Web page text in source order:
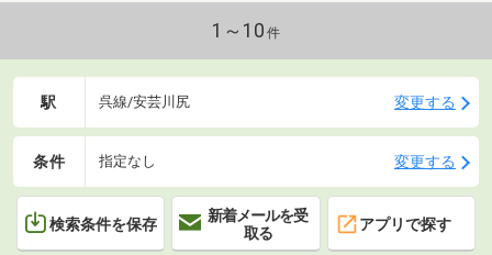
1～10 件
駅 呉線/安芸川尻 変更する
条件 指定なし 変更する
検索条件を保存
新着メールを受
取る
アプリで探す